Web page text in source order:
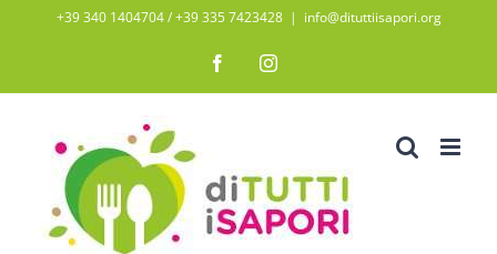
contenuto
+39 340 1404704 / ‭+39 335 7423428‬ | info@dituttiisapori.org
FacebookInstagram